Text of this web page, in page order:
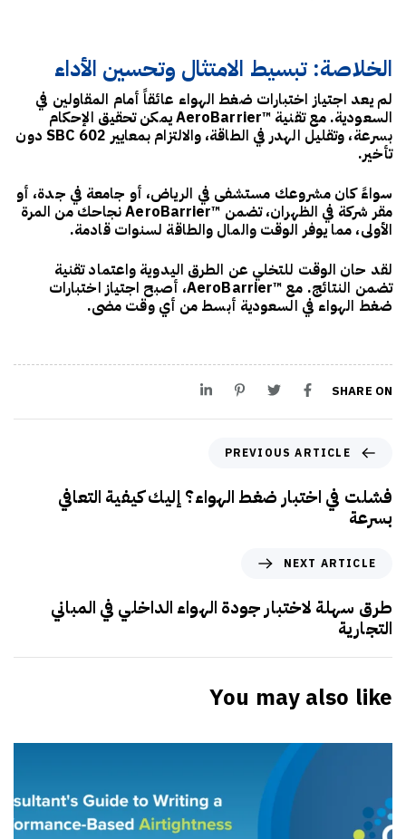
الخلاصة: تبسيط الامتثال وتحسين الأداء
لم يعد اجتياز اختبارات ضغط الهواء عائقاً أمام المقاولين في
السعودية. مع تقنية ™AeroBarrier يمكن تحقيق الإحكام
بسرعة، وتقليل الهدر في الطاقة، والالتزام بمعايير SBC 602 دون
تأخير.
سواءً كان مشروعك مستشفى في الرياض، أو جامعة في جدة، أو
مقر شركة في الظهران، تضمن ™AeroBarrier نجاحك من المرة
الأولى، مما يوفر الوقت والمال والطاقة لسنوات قادمة.
لقد حان الوقت للتخلي عن الطرق اليدوية واعتماد تقنية
تضمن النتائج. مع ™AeroBarrier، أصبح اجتياز اختبارات
ضغط الهواء في السعودية أبسط من أي وقت مضى.
SHARE ON
PREVIOUS ARTICLE
فشلت في اختبار ضغط الهواء؟ إليك كيفية التعافي
بسرعة
NEXT ARTICLE
طرق سهلة لاختبار جودة الهواء الداخلي في المباني
التجارية
You may also like